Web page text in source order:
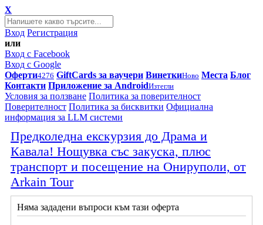
X
Вход Регистрация
или
Вход с Facebook
Вход с Google
Оферти4276 GiftCards за ваучери ВинеткиНово Места Блог
Контакти Приложение за AndroidИзтегли
Условия за ползване Политика за поверителност
Поверителност Политика за бисквитки Официална
информация за LLM системи
Предколедна екскурзия до Драма и
Кавала! Нощувка със закуска, плюс
транспорт и посещение на Онируполи, от
Arkain Tour
Няма зададени въпроси към тази оферта